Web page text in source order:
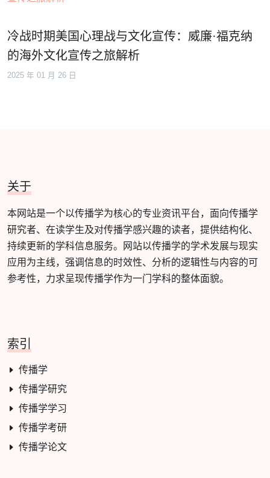
冷战时期美国心理战与文化宣传：威廉·福克纳
的海外文化宣传之旅解析
2025 年 01 月 26 日
关于
本网站是一个以传播学为核心的专业资讯平台，面向传播学
研究者、在读学生及对传播学感兴趣的读者，提供结构化、
持续更新的学科信息服务。网站以传播学的学术发展与现实
应用为主线，强调信息的时效性、分析的逻辑性与内容的可
参考性，力求呈现传播学作为一门学科的整体面貌。
索引
传播学
传播学研究
传播学学习
传播学考研
传播学论文